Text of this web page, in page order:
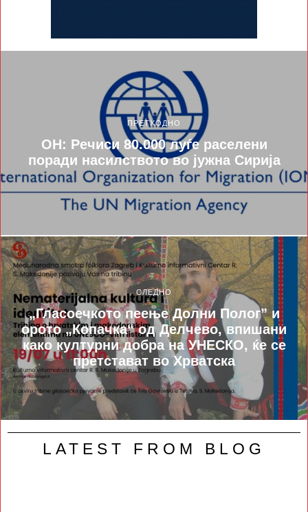
ПРЕТХОДНО
ОН: Речиси 80.000 луѓе раселени
поради насилството во јужна Сирија
СЛЕДНО
„Гласоечкото пеење Долни Полог” и
орото „Копачка“ од Делчево, впишани
како културни добра на УНЕСКО, ќе се
претстават во Хрватска
LATEST FROM BLOG